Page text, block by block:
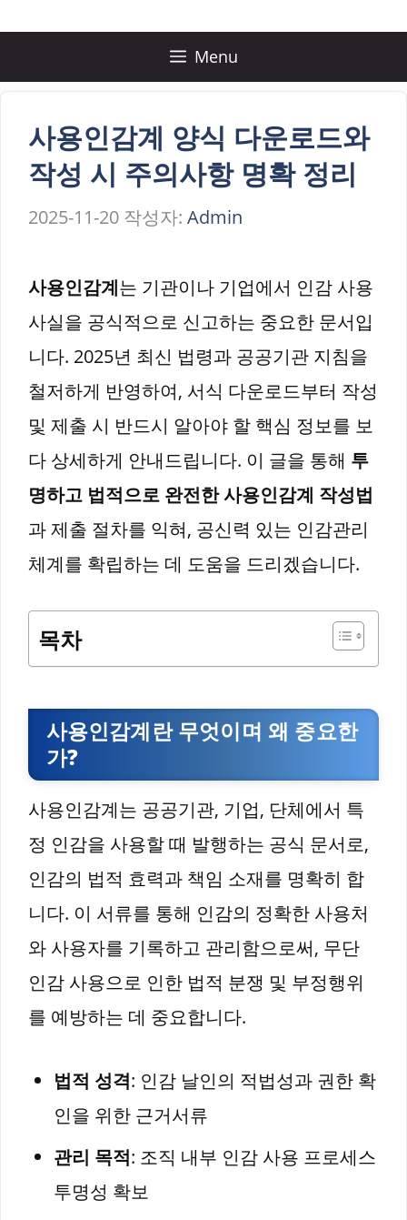
츠
Menu
사용인감계 양식 다운로드와
작성 시 주의사항 명확 정리
2025-11-20 작성자: Admin
사용인감계는 기관이나 기업에서 인감 사용
사실을 공식적으로 신고하는 중요한 문서입
니다. 2025년 최신 법령과 공공기관 지침을
철저하게 반영하여, 서식 다운로드부터 작성
및 제출 시 반드시 알아야 할 핵심 정보를 보
다 상세하게 안내드립니다. 이 글을 통해 투
명하고 법적으로 완전한 사용인감계 작성법
과 제출 절차를 익혀, 공신력 있는 인감관리
체계를 확립하는 데 도움을 드리겠습니다.
목차
사용인감계란 무엇이며 왜 중요한
가?
사용인감계는 공공기관, 기업, 단체에서 특
정 인감을 사용할 때 발행하는 공식 문서로,
인감의 법적 효력과 책임 소재를 명확히 합
니다. 이 서류를 통해 인감의 정확한 사용처
와 사용자를 기록하고 관리함으로써, 무단
인감 사용으로 인한 법적 분쟁 및 부정행위
를 예방하는 데 중요합니다.
법적 성격: 인감 날인의 적법성과 권한 확
인을 위한 근거서류
관리 목적: 조직 내부 인감 사용 프로세스
투명성 확보